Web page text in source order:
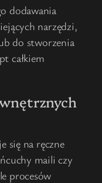
dodawania
narzędzi,
do stworzenia
całkiem
się na ręczne
maili czy
procesów